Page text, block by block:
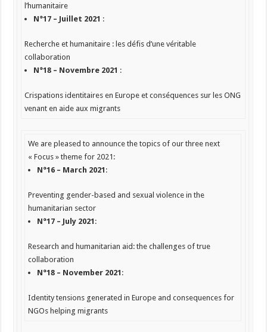
l’humanitaire
N°17 – Juillet 2021 :
Recherche et humanitaire : les défis d’une véritable
collaboration
N°18 – Novembre 2021 :
Crispations identitaires en Europe et conséquences sur les ONG
venant en aide aux migrants
We are pleased to announce the topics of our three next
« Focus » theme for 2021:
N°16 – March 2021 :
Preventing gender-based and sexual violence in the
humanitarian sector
N°17 – July 2021 :
Research and humanitarian aid: the challenges of true
collaboration
N°18 – November 2021 :
Identity tensions generated in Europe and consequences for
NGOs helping migrants